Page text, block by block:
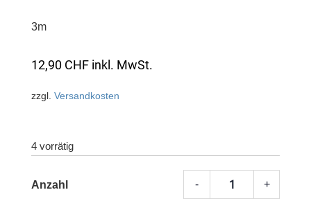
3m
12,90 CHF inkl. MwSt.
zzgl. Versandkosten
4 vorrätig
- +